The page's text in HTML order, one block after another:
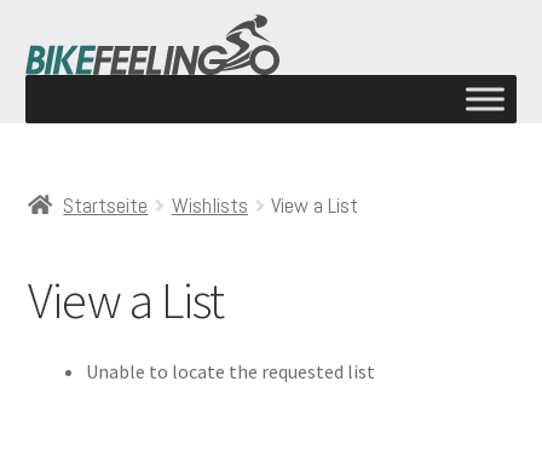
Startseite Wishlists View a List
View a List
Unable to locate the requested list